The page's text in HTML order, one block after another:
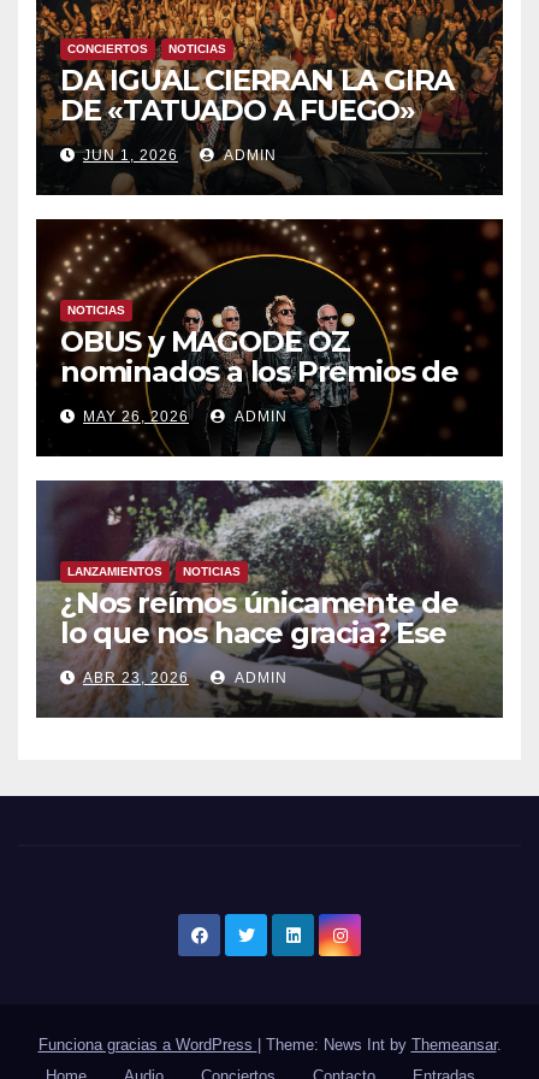
CONCIERTOS NOTICIAS
DA IGUAL CIERRAN LA GIRA
DE «TATUADO A FUEGO»
CON UN LLENO EN LA SALA
DEL MOVISTAR ARENA DE
MADRID
JUN 1, 2026 ADMIN
NOTICIAS
OBUS y MAGODE OZ
nominados a los Premios de
la Academia de la Música de
España- Esta noche en La 2
MAY 26, 2026 ADMIN
LANZAMIENTOS NOTICIAS
¿Nos reímos únicamente de
lo que nos hace gracia? Ese
chiste ya me lo has contado,
el nuevo single de JUAN
ANSELMO
ABR 23, 2026 ADMIN
Funciona gracias a WordPress Theme: News Int by Themeansar.